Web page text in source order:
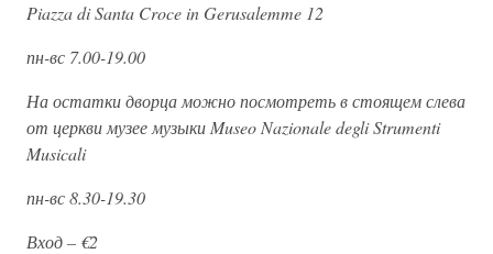
Piazza di Santa Croce in Gerusalemme 12
пн-вс 7.00-19.00
На остатки дворца можно посмотреть в стоящем слева
от церкви музее музыки Museo Nazionale degli Strumenti
Musicali
пн-вс 8.30-19.30
Вход – €2